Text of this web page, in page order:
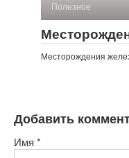
Полезное
Месторождения
Добавить
Имя *